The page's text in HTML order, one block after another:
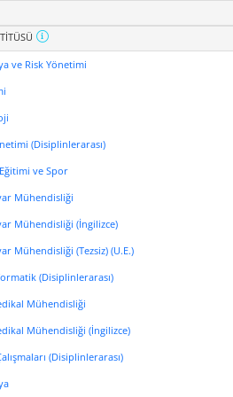
ve Risk Yönetimi
(Disiplinlerarası)
ve Spor
Mühendisliği
Mühendisliği (İngilizce)
Mühendisliği (Tezsiz) (U.E.)
(Disiplinlerarası)
Mühendisliği
Mühendisliği (İngilizce)
(Disiplinlerarası)